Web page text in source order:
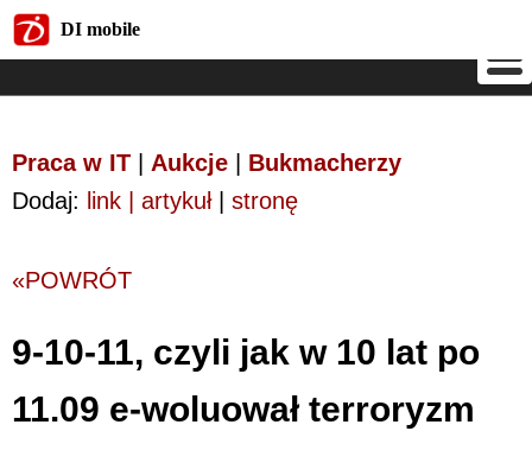
DI mobile
Praca w IT Aukcje
Bukmacherzy
Dodaj: link | artykuł| stronę
«POWRÓT
9-10-11, czyli jak w 10 lat po
11.09 e-woluował terroryzm
DI mobile